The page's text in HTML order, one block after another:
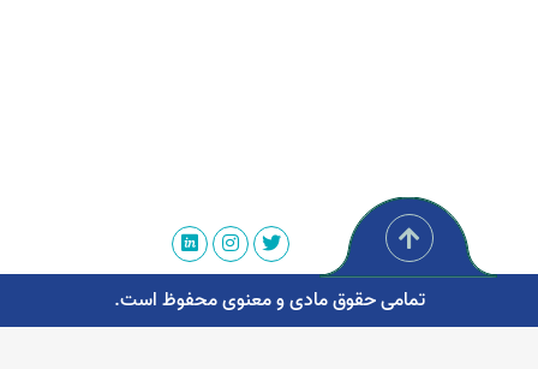
تمامی حقوق مادی و معنوی محفوظ است.